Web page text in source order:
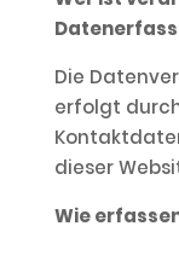
Die
erfolgt
dieser
Wie